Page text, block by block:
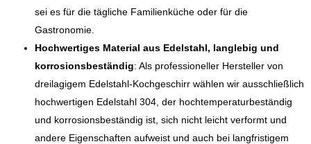
sei es für die tägliche Familienküche oder für die
Gastronomie.
Hochwertiges Material aus Edelstahl, langlebig und
korrosionsbeständig: Als professioneller Hersteller von
dreilagigem Edelstahl-Kochgeschirr wählen wir ausschließlich
hochwertigen Edelstahl 304, der hochtemperaturbeständig
und korrosionsbeständig ist, sich nicht leicht verformt und
andere Eigenschaften aufweist und auch bei langfristigem